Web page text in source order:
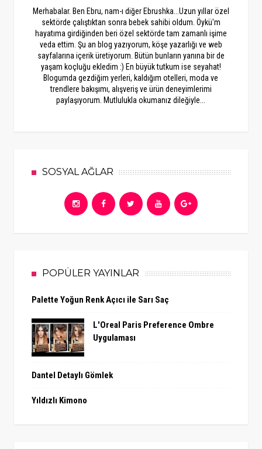
Merhabalar. Ben Ebru, nam-ı diğer Ebrushka...Uzun yıllar özel
sektörde çalıştıktan sonra bebek sahibi oldum. Öykü'm
hayatıma girdiğinden beri özel sektörde tam zamanlı işime
veda ettim. Şu an blog yazıyorum, köşe yazarlığı ve web
sayfalarına içerik üretiyorum. Bütün bunların yanına bir de
yaşam koçluğu ekledim :) En büyük tutkum ise seyahat!
Blogumda gezdiğim yerleri, kaldığım otelleri, moda ve
trendlere bakışımı, alışveriş ve ürün deneyimlerimi
paylaşıyorum. Mutlulukla okumanız dileğiyle...
SOSYAL AĞLAR
POPÜLER YAYINLAR
Palette Yoğun Renk Açıcı ile Sarı Saç
L'Oreal Paris Preference Ombre
Uygulaması
Dantel Detaylı Gömlek
Yıldızlı Kimono